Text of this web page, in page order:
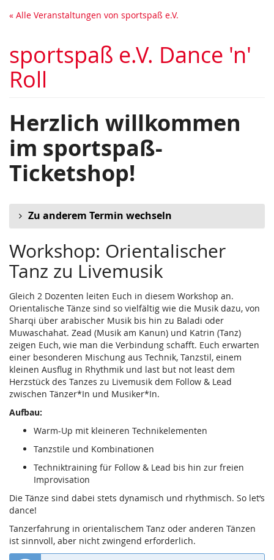
Zum
« Alle Veranstaltungen von sportspaß e.V.
sportspaß e.V. Dance 'n'
Roll
Herzlich willkommen
im sportspaß-
Ticketshop!
Zu anderem Termin wechseln
Workshop: Orientalischer
Tanz zu Livemusik
Gleich 2 Dozenten leiten Euch in diesem Workshop an.
Orientalische Tänze sind so vielfältig wie die Musik dazu, von
Sharqi über arabischer Musik bis hin zu Baladi oder
Muwaschahat. Zead (Musik am Kanun) und Katrin (Tanz)
zeigen Euch, wie man die Verbindung schafft. Euch erwarten
einer besonderen Mischung aus Technik, Tanzstil, einem
kleinen Ausflug in Rhythmik und last but not least dem
Herzstück des Tanzes zu Livemusik dem Follow & Lead
zwischen Tänzer*In und Musiker*In.
Aufbau:
Warm-Up mit kleineren Technikelementen
Tanzstile und Kombinationen
Techniktraining für Follow & Lead bis hin zur freien
Improvisation
Die Tänze sind dabei stets dynamisch und rhythmisch. So let‘s
dance!
Tanzerfahrung in orientalischem Tanz oder anderen Tänzen
ist sinnvoll, aber nicht zwingend erforderlich.